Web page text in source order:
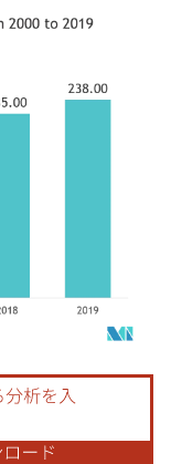
表示が必要です。